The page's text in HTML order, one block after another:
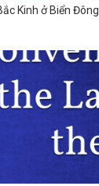
Kinh ở Biển Đông